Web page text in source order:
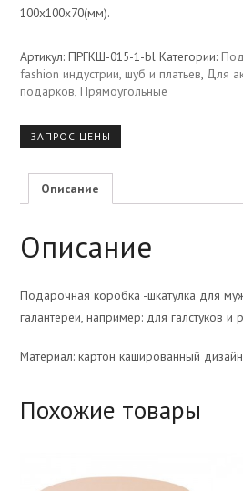
100х100х70(мм).
Артикул: ПРГКШ-015-1-bl Категории:
fashion индустрии, шуб и платьев, Для
подарков, Прямоугольные
ЗАПРОС ЦЕНЫ
Описание
Описание
Подарочная коробка -шкатулка для
галантереи, например: для галстуков и
Материал: картон кашированный
Похожие товары